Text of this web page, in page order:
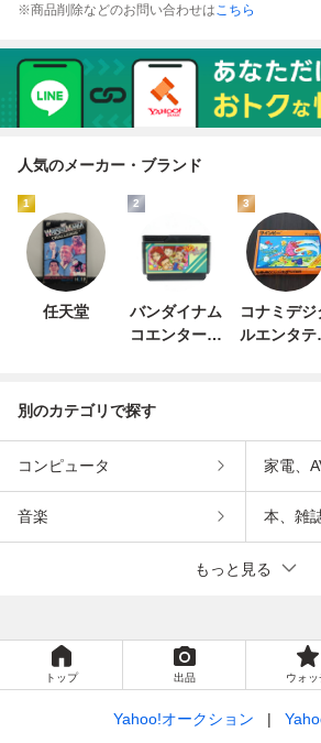
※商品削除などのお問い合わせはこちら
人気のメーカー・ブランド
1
任天堂
2
バンダイナム
コエンターテ
3
コナミデジ
ルエンタテ
別のカテゴリで探す
コンピュータ 家電、
音楽 本、雑
もっと見る
トップ 出品 ウォッ
Yahoo!オークション